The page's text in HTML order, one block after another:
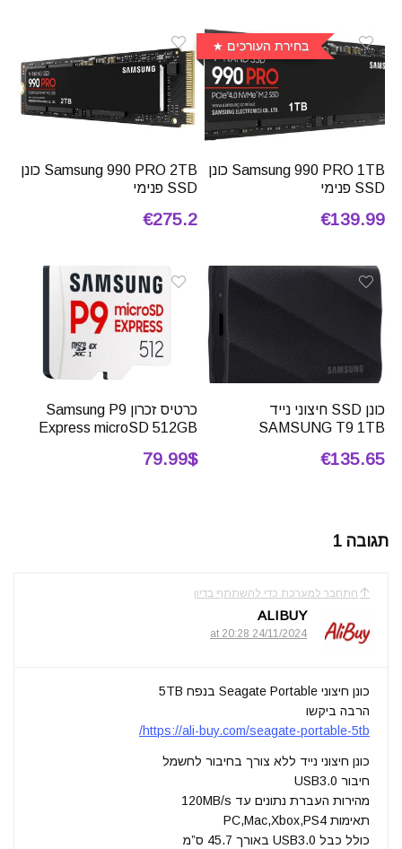
בחירת העורכים
Samsung 990 PRO 1TB כונן
SSD פנימי
€139.99
Samsung 990 PRO 2TB כונן
SSD פנימי
€275.2
כונן SSD חיצוני נייד
SAMSUNG T9 1TB
€135.65
כרטיס זכרון Samsung P9
Express microSD 512GB
79.99$
תגובה 1
התחבר למערכת כדי להשתתף בדיון
ALIBUY
24/11/2024 at 20:28
כונן חיצוני Seagate Portable בנפח 5TB
הרבה ביקשו
https://ali-buy.com/seagate-portable-5tb/
כונן חיצוני נייד ללא צורך בחיבור לחשמל
חיבור USB3.0
מהירות העברת נתונים עד 120MB/s
תאימות PC,Mac,Xbox,PS4
כולל כבל USB3.0 באורך 45.7 ס”מ